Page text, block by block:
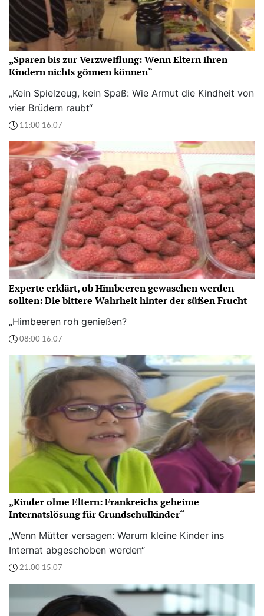
„Sparen bis zur Verzweiflung: Wenn Eltern ihren
Kindern nichts gönnen können“
„Kein Spielzeug, kein Spaß: Wie Armut die Kindheit von
vier Brüdern raubt“
11:00 16.07
Experte erklärt, ob Himbeeren gewaschen werden
sollten: Die bittere Wahrheit hinter der süßen Frucht
„Himbeeren roh genießen?
08:00 16.07
„Kinder ohne Eltern: Frankreichs geheime
Internatslösung für Grundschulkinder“
„Wenn Mütter versagen: Warum kleine Kinder ins
Internat abgeschoben werden“
21:00 15.07